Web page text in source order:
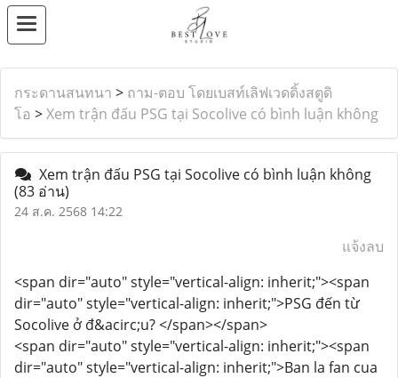
กระดานสนทนา > ถาม-ตอบ โดยเบสท์เลิฟเวดดิ้งสตูดิ
โอ >Xem trận đấu PSG tại Socolive có bình luận không
Xem trận đấu PSG tại Socolive có bình luận không
(83 อ่าน)
24 ส.ค. 2568 14:22
แจ้งลบ
<span dir="auto" style="vertical-align: inherit;"><span
dir="auto" style="vertical-align: inherit;">PSG đến từ
Socolive ở đ&acirc;u? </span></span>
<span dir="auto" style="vertical-align: inherit;"><span
dir="auto" style="vertical-align: inherit;">Ban la fan cua